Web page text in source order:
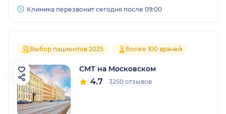
Клиника перезвонит сегодня после 09:00
Выбор пациентов 2025 Более 100 врачей
СМТ на Московском
4.7 3250 отзывов